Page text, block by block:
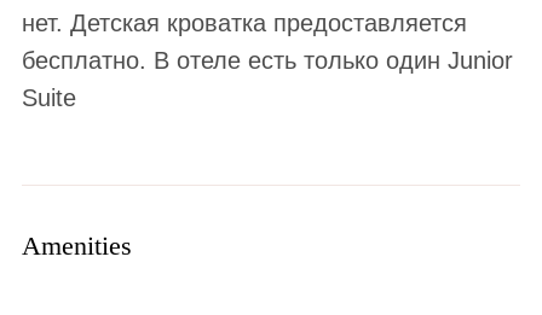
нет. Детская кроватка предоставляется
бесплатно. В отеле есть только один Junior
Suite
Amenities